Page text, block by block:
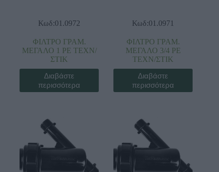
Κωδ:01.0972
ΦΙΛΤΡΟ ΓΡΑΜ.
ΜΕΓΑΛΟ 1 ΡΕ ΤΕΧΝ/
ΣΤΙΚ
Διαβάστε
περισσότερα
Κωδ:01.0971
ΦΙΛΤΡΟ ΓΡΑΜ.
ΜΕΓΑΛΟ 3/4 ΡΕ
ΤΕΧΝ/ΣΤΙΚ
Διαβάστε
περισσότερα